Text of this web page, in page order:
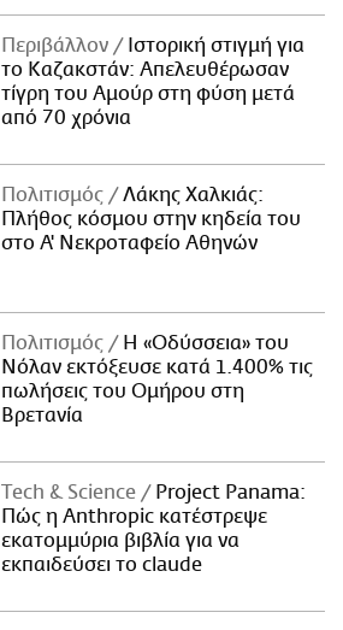
Περιβάλλον
Ιστορική στιγμή για
το Καζακστάν: Απελευθέρωσαν
τίγρη του Αμούρ στη φύση μετά
από 70 χρόνια
Πολιτισμός
Λάκης Χαλκιάς:
Πλήθος κόσμου στην κηδεία του
στο Α' Νεκροταφείο Αθηνών
Πολιτισμός
Η «Οδύσσεια» του
Νόλαν εκτόξευσε κατά 1.400% τις
πωλήσεις του Ομήρου στη
Βρετανία
Τech & Science
Project Panama:
Πώς η Anthropic κατέστρεψε
εκατομμύρια βιβλία για να
εκπαιδεύσει το claude